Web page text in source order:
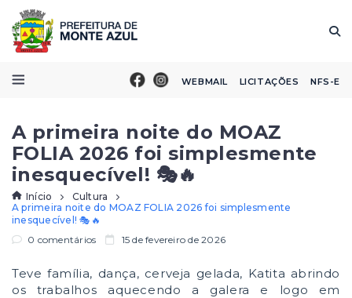
WEBMAIL LICITAÇÕES NFS-E
A primeira noite do MOAZ
FOLIA 2026 foi simplesmente
inesquecível! 🎭🔥
Início
Cultura
A primeira noite do MOAZ FOLIA 2026 foi simplesmente
inesquecível! 🎭🔥
0 comentários
15 de fevereiro de 2026
Teve família, dança, cerveja gelada, Katita abrindo
os trabalhos aquecendo a galera e logo em